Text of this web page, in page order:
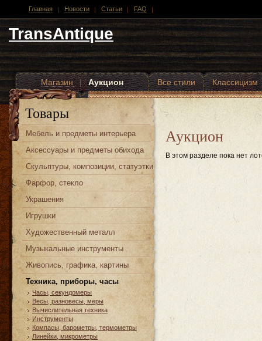
Главная Новости Статьи FAQ
TransAntique
Магазин | Аукцион Все стили
Классицизм
Другие стили
Товары
Мебель и предметы интерьера
Аксессуары и предметы обихода
Скульптуры, композиции, статуэтки
Фарфор, стекло
Украшения
Игрушки
Художественный металл
Музыкальные инструменты
Живопись, графика, картины
Техника, приборы, часы
Часы, cекундомеры
Весы, разновесы, меры
Вычислительная техника
Инструменты
Компасы, барометры, термометры
Линейки, микрометры
Аукцион
В этом разделе пока нет